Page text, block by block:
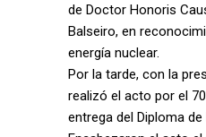
de Doctor Honoris
Balseiro, en
energía nuclear.
Por la tarde, con la
realizó el acto por el
entrega del Diploma